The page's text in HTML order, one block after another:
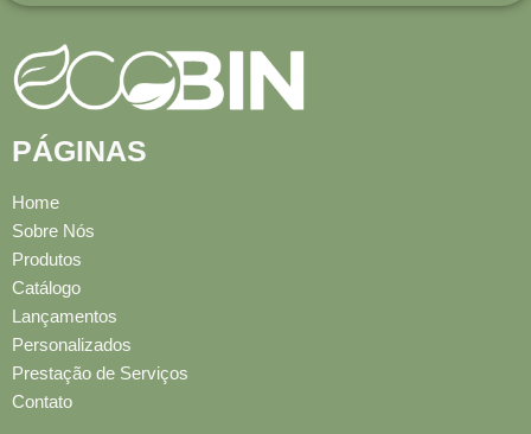
PÁGINAS
Home
Sobre Nós
Produtos
Catálogo
Lançamentos
Personalizados
Prestação de Serviços
Contato